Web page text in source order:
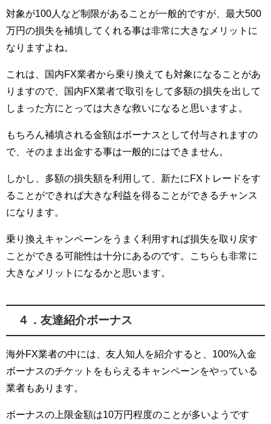
対象が100人など制限があることが一般的ですが、最大500
万円の損失を補填してくれる事は非常に大きなメリットに
なりますよね。
これは、国内FX業者から乗り換えても対象になることがあ
りますので、国内FX業者で取引をして多額の損失を出して
しまった方にとっては大きな救いになると思いますよ。
もちろん補填される金額はボーナスとして付与されますの
で、そのまま出金する事は一般的にはできません。
しかし、多額の損失額を利用して、新たにFXトレードをす
ることができれば大きな利益を得ることができるチャンス
になります。
乗り換えキャンペーンをうまく利用すれば損失を取り戻す
ことができる可能性は十分にあるのです。こちらも非常に
大きなメリットになるかと思います。
４．友達紹介ボーナス
海外FX業者の中には、友人知人を紹介すると、100%入金
ボーナスのチケットをもらえるキャンペーンをやっている
業者もあります。
ボーナスの上限金額は10万円程度のことが多いようです